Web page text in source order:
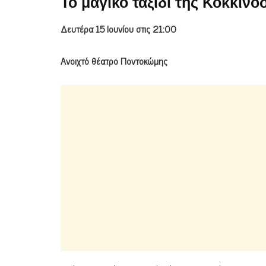
Δευτέρα 15 Ιουνίου στις 21:00
Ανοιχτό θέατρο Ποντοκώμης